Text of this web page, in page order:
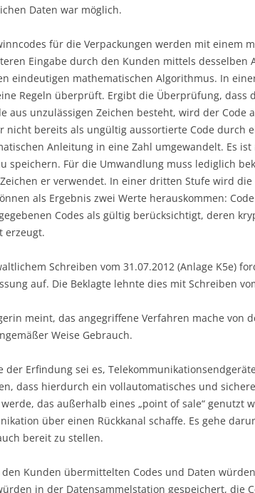
Daten war möglich.
für die Verpackungen werden mit einem
Eingabe durch den Kunden mittels
eindeutigen mathematischen Algorithmus. In
Regeln überprüft. Ergibt die Überprüfung, dass
aus unzulässigen Zeichen besteht, wird der
nicht bereits als ungültig aussortierte Code durch
Anleitung in eine Zahl umgewandelt. Es
speichern. Für die Umwandlung muss lediglich
er verwendet. In einer dritten Stufe wird
als Ergebnis zwei Werte herauskommen:
Codes als gültig berücksichtigt, deren
erzeugt.
Schreiben vom 31.07.2012 (Anlage K5e)
auf. Die Beklagte lehnte dies mit Schreiben
meint, das angegriffene Verfahren mache von
Weise Gebrauch.
der Erfindung sei es,
dass hierdurch ein vollautomatisches und
das außerhalb eines „point of sale“ genutzt
über einen Rückkanal schaffe. Es gehe
bereit zu stellen.
den Kunden übermittelten Codes und Daten
in der Datensammelstation gespeichert, die